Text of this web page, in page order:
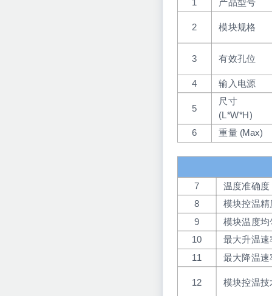
1 产品型号
2 模块规格
3 有效孔位
4 输入电源
5
尺寸
(L*W*H)
6
重量 (Max)
7 温度准确度
8 模块控温精
9
模块温度均
10
最大升温速
11
最大降温速
12 模块控温技